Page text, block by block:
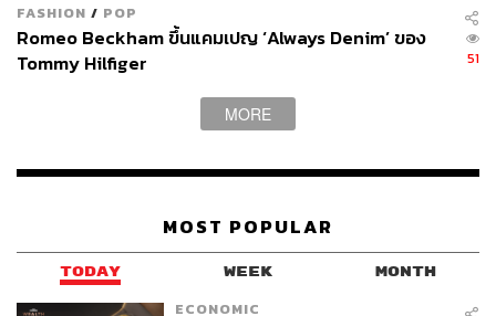
FASHION / POP
Romeo Beckham ขึ้นแคมเปญ ‘Always Denim’ ของ
Tommy Hilfiger
51
MORE
MOST POPULAR
TODAY WEEK MONTH
ECONOMIC